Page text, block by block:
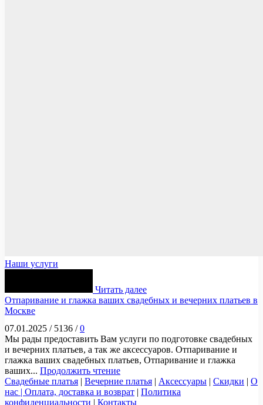
Наши услуги
Читать далее
Отпаривание и глажка ваших свадебных и вечерних платьев в
Москве
07.01.2025 / 5136 / 0
Мы рады предоставить Вам услуги по подготовке свадебных
и вечерних платьев, а так же аксессуаров. Отпаривание и
глажка ваших свадебных платьев, Отпаривание и глажка
ваших... Продолжить чтение
Свадебные платья | Вечерние платья | Аксессуары | Скидки | О
нас | Оплата, доставка и возврат | Политика
конфиденциальности | Контакты